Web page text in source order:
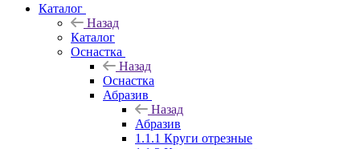
Каталог
Назад
Каталог
Оснастка
Назад
Оснастка
Абразив
Назад
Абразив
1.1.1 Круги отрезные